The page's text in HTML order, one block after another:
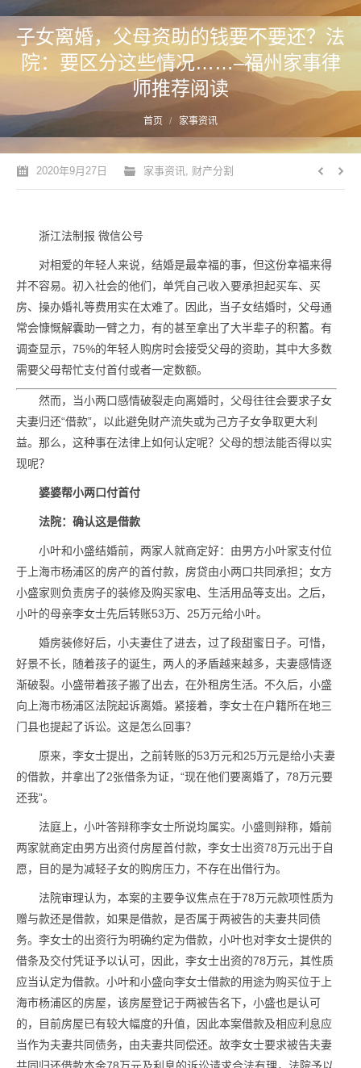
子女离婚，父母资助的钱要不要还？法
院：要区分这些情况……–福州家事律
师推荐阅读
您的位置： 首页 家事资讯
2020年9月27日 家事资讯, 财产分割
浙江法制报 微信公号
对相爱的年轻人来说，结婚是最幸福的事，但这份幸福来得
并不容易。初入社会的他们，单凭自己收入要承担起买车、买
房、操办婚礼等费用实在太难了。因此，当子女结婚时，父母通
常会慷慨解囊助一臂之力，有的甚至拿出了大半辈子的积蓄。有
调查显示，75%的年轻人购房时会接受父母的资助，其中大多数
需要父母帮忙支付首付或者一定数额。
然而，当小两口感情破裂走向离婚时，父母往往会要求子女
夫妻归还“借款”，以此避免财产流失或为己方子女争取更大利
益。那么，这种事在法律上如何认定呢？父母的想法能否得以实
现呢？
婆婆帮小两口付首付
法院：确认这是借款
小叶和小盛结婚前，两家人就商定好：由男方小叶家支付位
于上海市杨浦区的房产的首付款，房贷由小两口共同承担；女方
小盛家则负责房子的装修及购买家电、生活用品等支出。之后，
小叶的母亲李女士先后转账53万、25万元给小叶。
婚房装修好后，小夫妻住了进去，过了段甜蜜日子。可惜，
好景不长，随着孩子的诞生，两人的矛盾越来越多，夫妻感情逐
渐破裂。小盛带着孩子搬了出去，在外租房生活。不久后，小盛
向上海市杨浦区法院起诉离婚。紧接着，李女士在户籍所在地三
门县也提起了诉讼。这是怎么回事？
原来，李女士提出，之前转账的53万元和25万元是给小夫妻
的借款，并拿出了2张借条为证，“现在他们要离婚了，78万元要
还我”。
法庭上，小叶答辩称李女士所说均属实。小盛则辩称，婚前
两家就商定由男方出资付房屋首付款，李女士出资78万元出于自
愿，目的是为减轻子女的购房压力，不存在出借行为。
法院审理认为，本案的主要争议焦点在于78万元款项性质为
赠与款还是借款，如果是借款，是否属于两被告的夫妻共同债
务。李女士的出资行为明确约定为借款，小叶也对李女士提供的
借条及交付凭证予以认可，因此，李女士出资的78万元，其性质
应当认定为借款。小叶和小盛向李女士借款的用途为购买位于上
海市杨浦区的房屋，该房屋登记于两被告名下，小盛也是认可
的，目前房屋已有较大幅度的升值，因此本案借款及相应利息应
当作为夫妻共同债务，由夫妻共同偿还。故李女士要求被告夫妻